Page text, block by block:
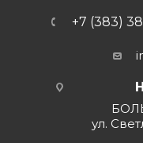
+7 (383)
ул.